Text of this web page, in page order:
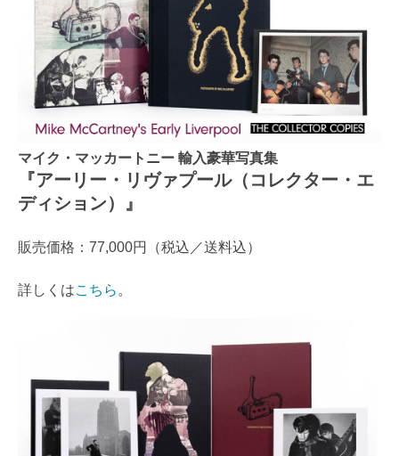
マイク・マッカートニー 輸入豪華写真集
『アーリー・リヴァプール（コレクター・エ
ディション）』
販売価格：77,000円（税込／送料込）
詳しくはこちら 。